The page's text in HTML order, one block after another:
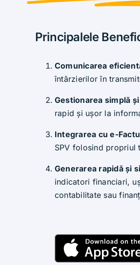
Principalele
Comunicarea
întârzierilor în
Gestionarea simplă
rapid și ușor la
Integrarea cu e-
SPV folosind propriul
Generarea rapidă și
indicatori financiari,
contabilitate sau